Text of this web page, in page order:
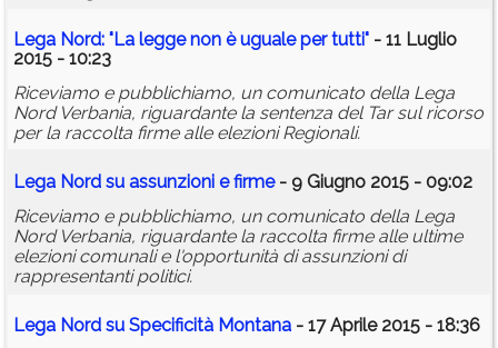
Lega Nord: "La legge non è uguale per tutti" - 11 Luglio
2015 - 10:23
Riceviamo e pubblichiamo, un comunicato della Lega
Nord Verbania, riguardante la sentenza del Tar sul ricorso
per la raccolta firme alle elezioni Regionali.
Lega Nord su assunzioni e firme- 9 Giugno 2015 - 09:02
Riceviamo e pubblichiamo, un comunicato della Lega
Nord Verbania, riguardante la raccolta firme alle ultime
elezioni comunali e l'opportunità di assunzioni di
rappresentanti politici.
Lega Nord su Specificità Montana - 17 Aprile 2015 - 18:36